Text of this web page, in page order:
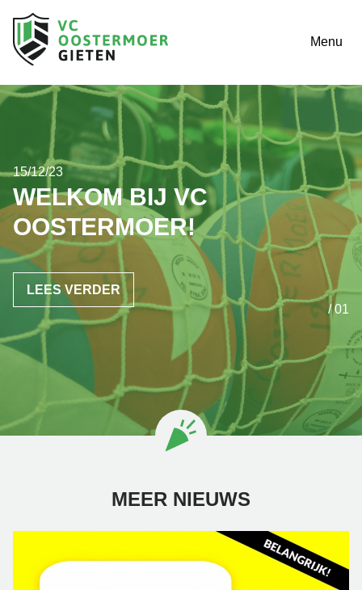
Menu
15/12/23
WELKOM BIJ VC
OOSTERMOER!
LEES VERDER
/ 01
MEER NIEUWS